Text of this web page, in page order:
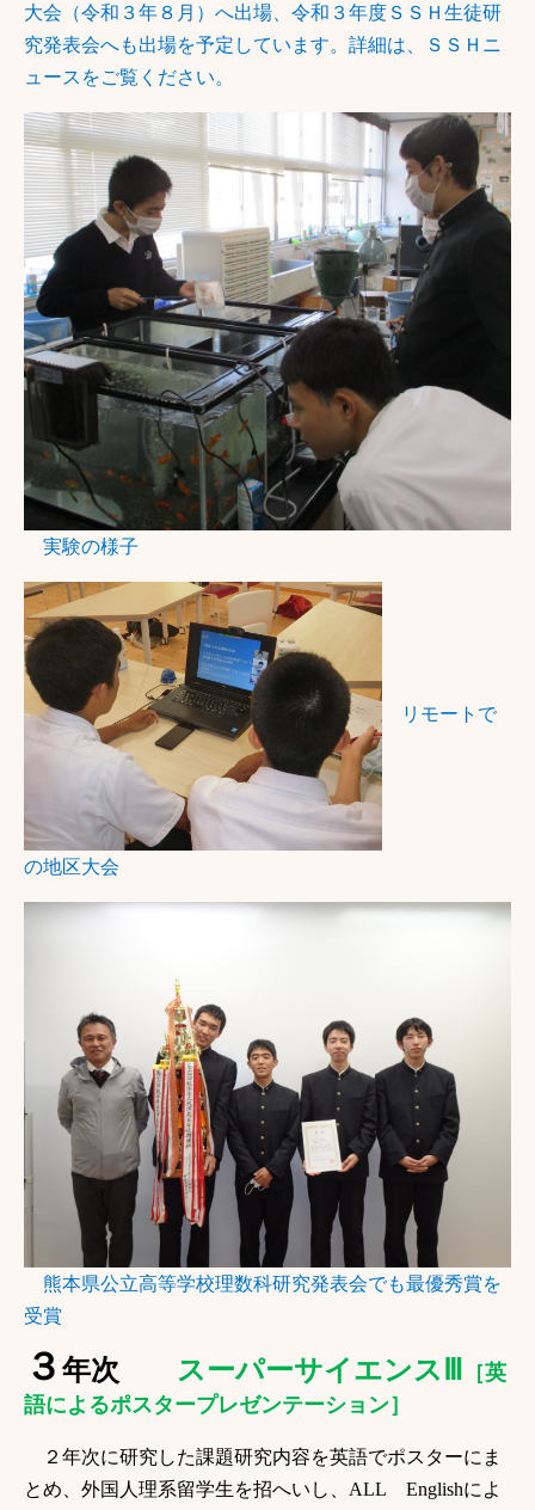
大会（令和３年８月）へ出場、令和３年度ＳＳＨ生徒研
究発表会へも出場を予定しています。詳細は、ＳＳＨニ
ュースをご覧ください。
実験の様子
リモートで
の地区大会
熊本県公立高等学校理数科研究発表会でも最優秀賞を
受賞
３ 年次 スーパーサイエンス
［英
語によるポスタープレゼンテーション］
２年次に研究した課題研究内容を英語でポスターにま
とめ、外国人理系留学生を招へいし、 ALL Englishによ